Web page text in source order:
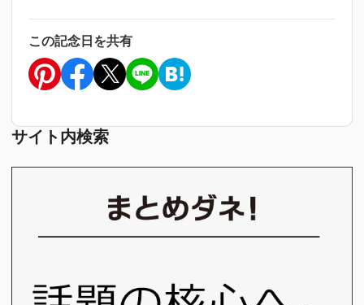
この記念日を共有
サイト内検索